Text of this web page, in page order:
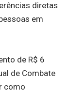
diretas
em
de R$ 6
de Combate
como